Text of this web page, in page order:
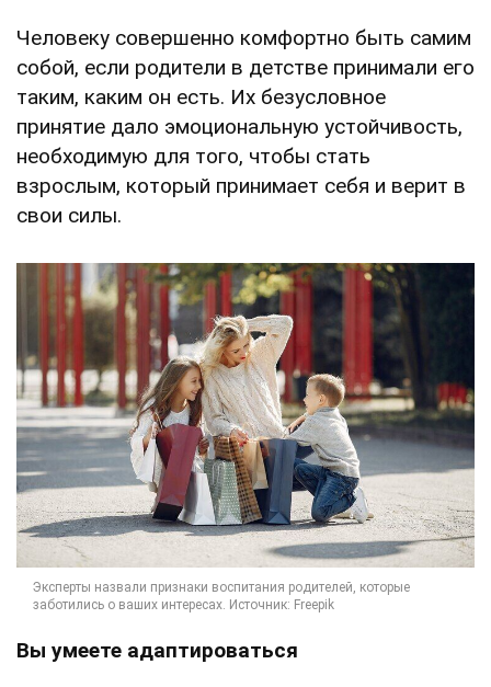
Человеку совершенно комфортно быть самим
собой, если родители в детстве принимали его
таким, каким он есть. Их безусловное
принятие дало эмоциональную устойчивость,
необходимую для того, чтобы стать
взрослым, который принимает себя и верит в
свои силы.
Вы умеете адаптироваться